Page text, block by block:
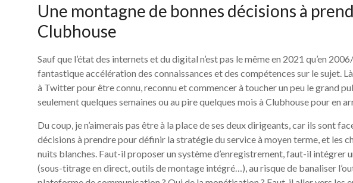
Une montagne de bonnes décisions à
Clubhouse
Sauf que l’état des internets et du digital n’est pas le même en 2021 qu’en
fantastique accélération des connaissances et des compétences sur le sujet.
à Twitter pour être connu, reconnu et commencer à toucher un peu le grand
seulement quelques semaines ou au pire quelques mois à Clubhouse pour en
Du coup, je n’aimerais pas être à la place de ses deux dirigeants, car ils sont
décisions à prendre pour définir la stratégie du service à moyen terme, et les
nuits blanches. Faut-il proposer un système d’enregistrement, faut-il intégrer
(sous-titrage en direct, outils de montage intégré…), au risque de banaliser